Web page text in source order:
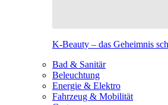
K-Beauty – das Geheimnis
Bad & Sanitär
Beleuchtung
Energie & Elektro
Fahrzeug & Mobilität